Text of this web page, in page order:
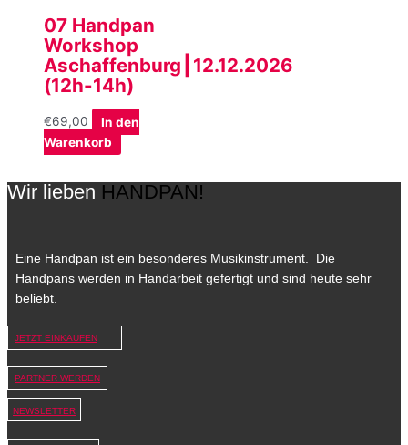
07 Handpan
Workshop
Aschaffenburg┃12.12.2026
(12h-14h)
€69,00
In den
Warenkorb
Wir lieben HANDPAN!
Eine Handpan ist ein besonderes Musikinstrument. Die
Handpans werden in Handarbeit gefertigt und sind heute sehr
beliebt.
JETZT EINKAUFEN
PARTNER WERDEN
NEWSLETTER